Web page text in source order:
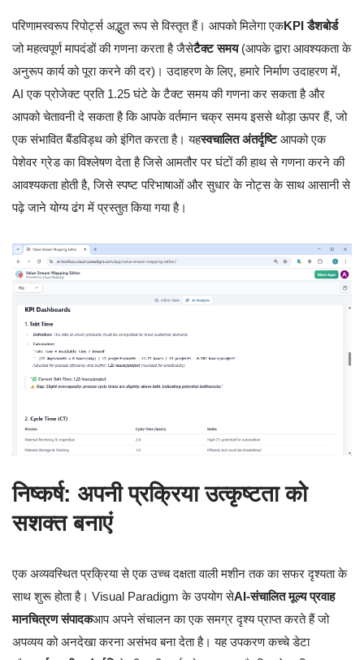
परिणामस्वरूप रिपोर्ट्स अद्भुत रूप से विस्तृत हैं। आपको मिलेगा एकKPI डैशबोर्ड
जो महत्वपूर्ण मापदंडों की गणना करता है जैसेटैक्ट समय(आपके द्वारा आवश्यकता के
अनुरूप कार्य को पूरा करने की दर)। उदाहरण के लिए, हमारे निर्माण उदाहरण में,
AI एक प्रोजेक्ट प्रति 1.25 घंटे के टैक्ट समय की गणना कर सकता है और
आपको चेतावनी दे सकता है कि आपके वर्तमान चक्र समय इससे थोड़ा ऊपर हैं, जो
एक संभावित बैंडविड्थ को इंगित करता है। यहस्वचालित अंतर्दृष्टिआपको एक
पेशेवर ग्रेड का विश्लेषण देता है जिसे आमतौर पर घंटों की हाथ से गणना करने की
आवश्यकता होती है, जिसे स्पष्ट परिभाषाओं और सुधार के नोट्स के साथ आसानी से
पढ़े जाने योग्य ढंग में प्रस्तुत किया गया है।
निष्कर्ष: अपनी प्रक्रिया उत्कृष्टता को
सशक्त बनाएं
एक अव्यवस्थित प्रक्रिया से एक उच्च दक्षता वाली मशीन तक का सफर दृश्यता के
साथ शुरू होता है। Visual Paradigm के उपयोग सेAI-संचालित मूल्य प्रवाह
मानचित्रण संपादकआप अपने संचालन का एक समग्र दृश्य प्राप्त करते हैं जो
अपव्यय को अनदेखा करना असंभव बना देता है। यह उपकरण कच्चे डेटा